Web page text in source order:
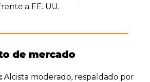
a EE. UU.
de mercado
Alcista moderado, respaldado por